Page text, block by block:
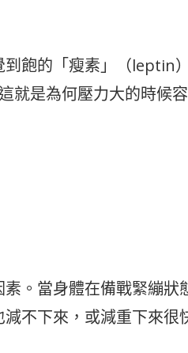
飽的「瘦素」（leptin
就是為何壓力大的時候
。當身體在備戰緊繃狀
不下來，或減重下來很